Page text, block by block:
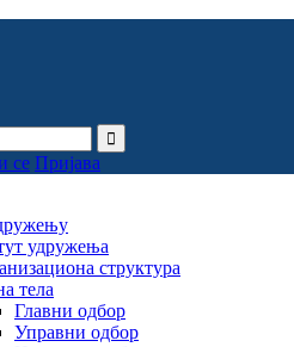
се Пријава
удружења
структура
тела
Главни одбор
Управни одбор